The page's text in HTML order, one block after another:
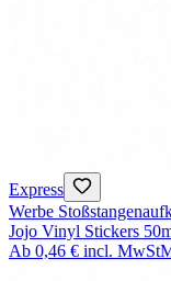
Express
Werbe
Jojo Vinyl Stickers
Ab 0,46 € incl. MwSt